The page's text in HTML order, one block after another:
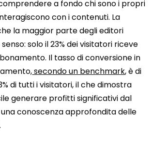
a fondo chi sono i propri
con i contenuti. La
la maggior parte degli editori
solo il 23% dei visitatori riceve
Il tasso di conversione in
secondo un benchmark, è di
di tutti i visitatori, il che dimostra
generare profitti significativi dal
conoscenza approfondita delle